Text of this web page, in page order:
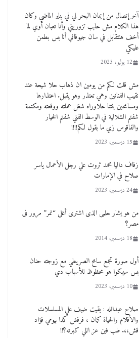
آخر إتصال من إيمان البحر لي في يناير الماضي وكان
هذا الكلام مش حابب تزوريني وأنا تعبان أوي لما
أخف هنتقابل في سان جيوفاني أنا بس بطمن
عليكي
12 يوليو، 2023
مش قلت لكم من يومين ان ذهاب حلا شيحة عند
نقيب الفنانين وهي تعتذر وهو يقبل. اعتذارها
ومسامحين بنتنا حلاوراه شغل عملته ووقعته ومكتمة
شفتم الشلالية في الوسط الفني شفتم الخيار
والفاقوس زي ما بقول لكم!!!!
15 ديسمبر، 2023
زفاف داليا محمد ثروت علي رجل الأعمال ياسر
صلاح في الإمارات
24 ديسمبر، 2023
من هو يشار حلمى الذى اشترى أغلى “نمر” مرور فى
مصر؟
18 ديسمبر، 2014
أول صورة تجمع سامح الصريطي مع زوجته حنان
بس سيبكوا هو محظوظ للأسباب دي
10 ديسمبر، 2023
صلاح عبدالله : بقيت ضيف علي المسلسلات
والأفلام والحياة كمان ، فرفش كدا بيومي فؤاد
قش،،. طب فين عز اللي كبرته؟!!